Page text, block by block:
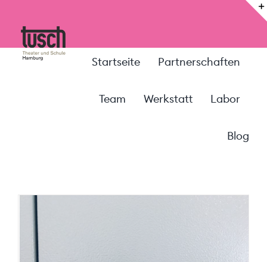
springen
Startseite Partnerschaften
Team Werkstatt Labor
Blog